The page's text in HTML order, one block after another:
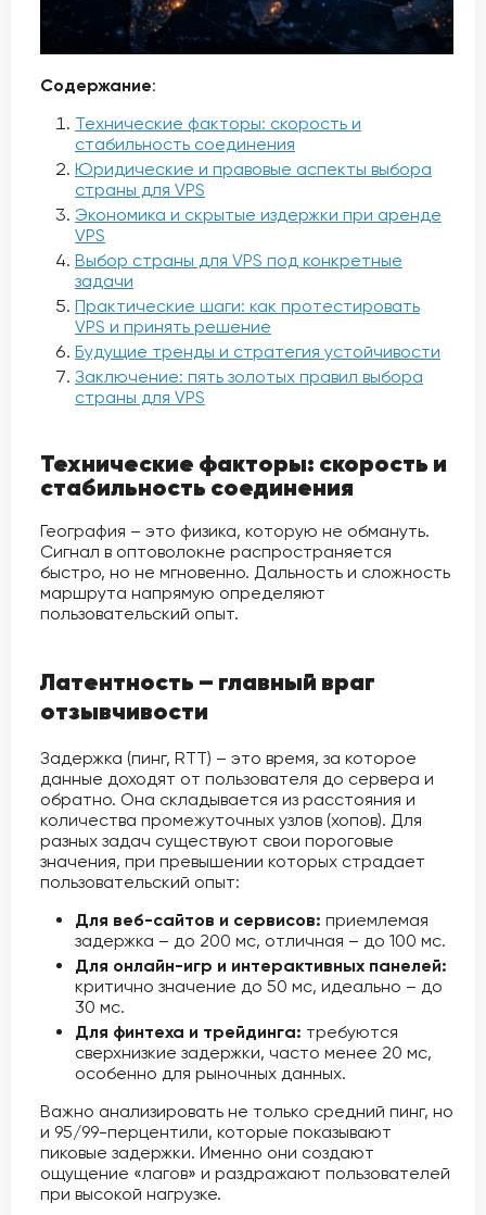
Содержание:
Технические факторы: скорость и
стабильность соединения
Юридические и правовые аспекты выбора
страны для VPS
Экономика и скрытые издержки при аренде
VPS
Выбор страны для VPS под конкретные
задачи
Практические шаги: как протестировать
VPS и принять решение
Будущие тренды и стратегия устойчивости
Заключение: пять золотых правил выбора
страны для VPS
Технические факторы: скорость и
стабильность соединения
География – это физика, которую не обмануть.
Сигнал в оптоволокне распространяется
быстро, но не мгновенно. Дальность и сложность
маршрута напрямую определяют
пользовательский опыт.
Латентность – главный враг
отзывчивости
Задержка (пинг, RTT) – это время, за которое
данные доходят от пользователя до сервера и
обратно. Она складывается из расстояния и
количества промежуточных узлов (хопов). Для
разных задач существуют свои пороговые
значения, при превышении которых страдает
пользовательский опыт:
Для веб-сайтов и сервисов: приемлемая
задержка – до 200 мс, отличная – до 100 мс.
Для онлайн-игр и интерактивных панелей:
критично значение до 50 мс, идеально – до
30 мс.
Для финтеха и трейдинга: требуются
сверхнизкие задержки, часто менее 20 мс,
особенно для рыночных данных.
Важно анализировать не только средний пинг, но
и 95/99-перцентили, которые показывают
пиковые задержки. Именно они создают
ощущение «лагов» и раздражают пользователей
при высокой нагрузке.